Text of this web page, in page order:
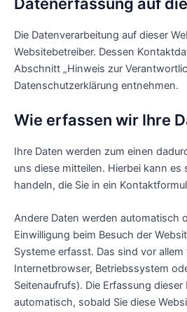
Datenerfassung auf
Die Datenverarbeitung auf dieser
Websitebetreiber. Dessen
Abschnitt „Hinweis zur
Datenschutzerklärung entnehmen.
Wie erfassen wir Ihre
Ihre Daten werden zum einen
uns diese mitteilen. Hierbei kann es
handeln, die Sie in ein
Andere Daten werden automatisch
Einwilligung beim Besuch der
Systeme erfasst. Das sind vor
Internetbrowser, Betriebssystem
Seitenaufrufs). Die Erfassung
automatisch, sobald Sie diese